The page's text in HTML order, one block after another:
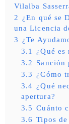
Vilalba
2 ¿En qué se
una Licencia
3 ¿Te
3.1
¿Qué
3.2 Sanción
3.3 ¿Cómo
3.4 ¿Qué
apertura?
3.5 Cuánto
3.6 Tipos